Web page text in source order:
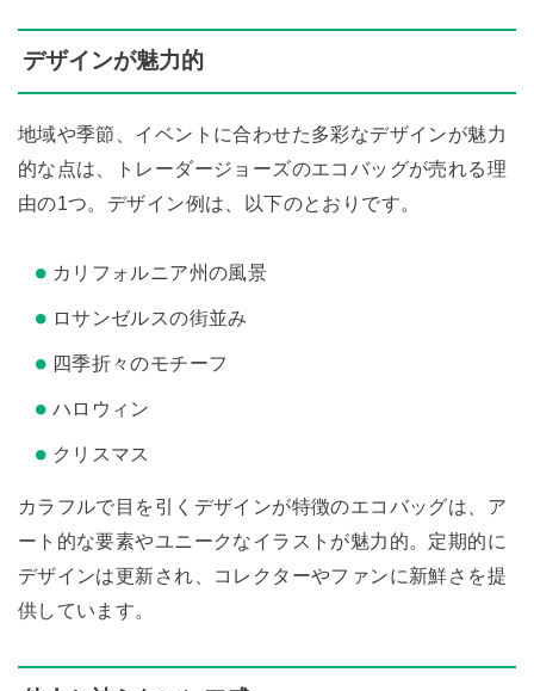
デザインが魅力的
地域や季節、イベントに合わせた多彩なデザインが魅力
的な点は、トレーダージョーズのエコバッグが売れる理
由の1つ。デザイン例は、以下のとおりです。
カリフォルニア州の風景
ロサンゼルスの街並み
四季折々のモチーフ
ハロウィン
クリスマス
カラフルで目を引くデザインが特徴のエコバッグは、ア
ート的な要素やユニークなイラストが魅力的。定期的に
デザインは更新され、コレクターやファンに新鮮さを提
供しています。